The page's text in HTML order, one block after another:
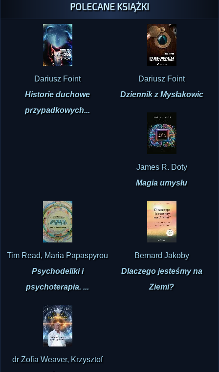
POLECANE KSIĄŻKI
Dariusz Foint
Historie duchowe
przypadkowych...
Dariusz Foint
Dziennik z Mysłakowic
James R. Doty
Magia umysłu
Tim Read, Maria Papaspyrou
Psychodeliki i
psychoterapia. ...
Bernard Jakoby
Dlaczego jesteśmy na
Ziemi?
dr Zofia Weaver, Krzysztof